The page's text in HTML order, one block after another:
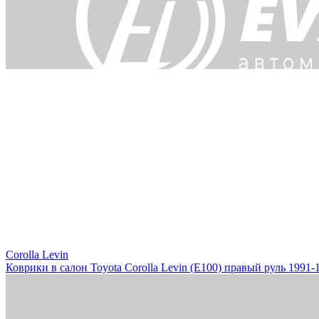
Corolla Levin
Коврики в салон Toyota Corolla Levin (E100) правый руль 1991-